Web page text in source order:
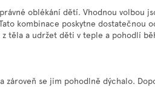
oblékání dětí. Vhodnou volbou
kombinace poskytne dostatečnou
těla a udržet děti v teple a pohodlí
zároveň se jim pohodlně dýchalo.